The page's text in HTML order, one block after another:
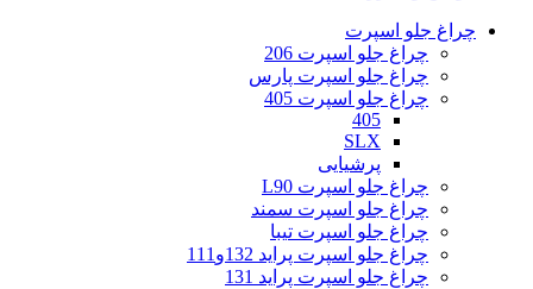
چراغ جلو اسپرت
چراغ جلو اسپرت 206
چراغ جلو اسپرت پارس
چراغ جلو اسپرت 405
405
SLX
پرشیایی
چراغ جلو اسپرت L90
چراغ جلو اسپرت سمند
چراغ جلو اسپرت تیبا
چراغ جلو اسپرت پراید 132و111
چراغ جلو اسپرت پراید 131